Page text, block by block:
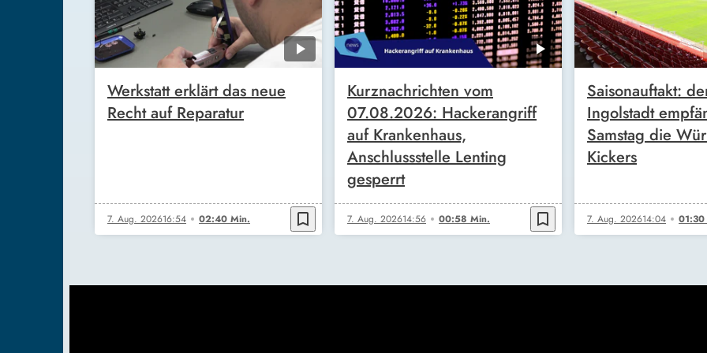
Werkstatt erklärt das neue
Recht auf Reparatur
7. Aug. 202616:54 02:40 Min. bookmark_border
Kurznachrichten vom
07.08.2026: Hackerangriff
auf Krankenhaus,
Anschlussstelle Lenting
gesperrt
7. Aug. 202614:56 00:58 Min. bookmark_border
Saisonauftakt:
Ingolstadt
Samstag die
Kickers
7. Aug. 202614:04 01:30